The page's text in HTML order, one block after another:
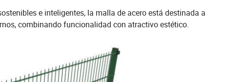
e inteligentes, la malla de acero está destinada a
combinando funcionalidad con atractivo estético.